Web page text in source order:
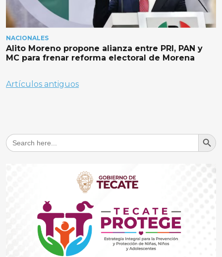
NACIONALES
Alito Moreno propone alianza entre PRI, PAN y
MC para frenar reforma electoral de Morena
Navegación
Artículos antiguos
Search
for:
Search